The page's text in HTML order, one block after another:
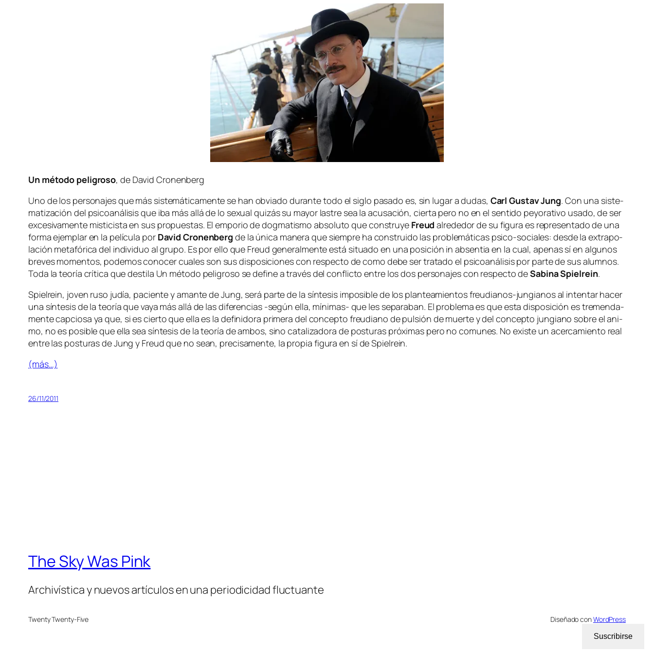
Un mé­to­do pe­li­gro­so, de David Cronenberg
Uno de los per­so­na­jes que más sis­te­má­ti­ca­men­te se han ob­via­do du­ran­te to­do el si­glo pa­sa­do es, sin lu­gar a du­das, Carl Gustav Jung. Con una sis­te­
ma­ti­za­ción del psi­co­aná­li­sis que iba más allá de lo se­xual qui­zás su ma­yor las­tre sea la acu­sa­ción, cier­ta pe­ro no en el sen­ti­do pe­yo­ra­ti­vo usa­do, de ser
ex­ce­si­va­men­te mis­ti­cis­ta en sus pro­pues­tas. El em­po­rio de dog­ma­tis­mo ab­so­lu­to que cons­tru­ye Freud al­re­de­dor de su fi­gu­ra es re­pre­sen­ta­do de una
for­ma ejem­plar en la pe­lí­cu­la por David Cronenberg de la úni­ca ma­ne­ra que siem­pre ha cons­trui­do las pro­ble­má­ti­cas psico-sociales: des­de la ex­tra­po­
la­ción me­ta­fó­ri­ca del in­di­vi­duo al gru­po. Es por ello que Freud ge­ne­ral­men­te es­tá si­tua­do en una po­si­ción in ab­sen­tia en la cual, ape­nas sí en al­gu­nos
bre­ves mo­men­tos, po­de­mos co­no­cer cua­les son sus dis­po­si­cio­nes con res­pec­to de co­mo de­be ser tra­ta­do el psi­co­aná­li­sis por par­te de sus alum­nos.
Toda la teo­ría crí­ti­ca que des­ti­la Un mé­to­do pe­li­gro­so se de­fi­ne a tra­vés del con­flic­to en­tre los dos per­so­na­jes con res­pec­to deSabina Spielrein.
Spielrein, jo­ven ru­so ju­día, pa­cien­te y aman­te de Jung, se­rá par­te de la sín­te­sis im­po­si­ble de los plan­tea­mien­tos freudianos-jungianos al in­ten­tar ha­cer
una sín­te­sis de la teo­ría que va­ya más allá de las di­fe­ren­cias ‑se­gún ella, mínimas- que les se­pa­ra­ban. El pro­ble­ma es que es­ta dis­po­si­ción es tre­men­da­
men­te cap­cio­sa ya que, si es cier­to que ella es la de­fi­ni­do­ra pri­me­ra del con­cep­to freu­diano de pul­sión de muer­te y del con­cep­to jun­giano so­bre el ani­
mo, no es po­si­ble que ella sea sín­te­sis de la teo­ría de am­bos, sino ca­ta­li­za­do­ra de pos­tu­ras pró­xi­mas pe­ro no co­mu­nes. No exis­te un acer­ca­mien­to real
en­tre las pos­tu­ras de Jung y Freud que no sean, pre­ci­sa­men­te, la pro­pia fi­gu­raen síde Spielrein.
(más…)
26/11/2011
The Sky Was Pink
Archivística y nuevos artículos en una periodicidad fluctuante
Twenty Twenty-Five Diseñado conWordPress
Suscribirse